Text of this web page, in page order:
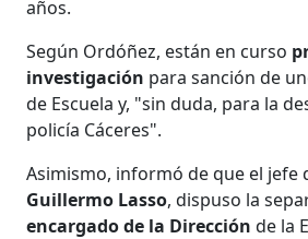
años.
Según Ordóñez, están en curso
investigación para sanción de
de Escuela y, "sin duda, para la
policía Cáceres".
Asimismo, informó de que el jefe
Guillermo Lasso, dispuso la
encargado de la Dirección de la